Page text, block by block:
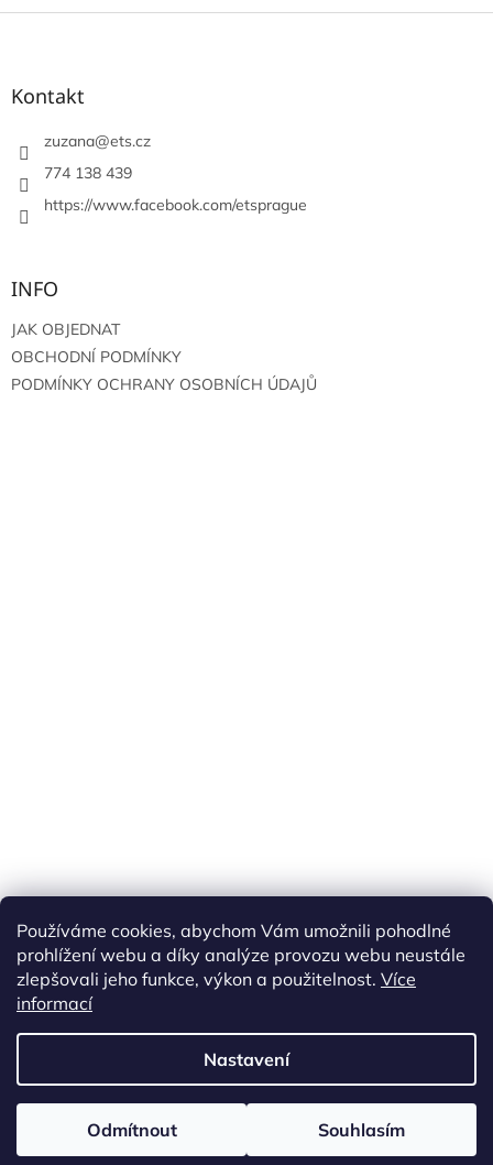
Používáme cookies, abychom Vám umožnili pohodlné
prohlížení webu a díky analýze provozu webu neustále
zlepšovali jeho funkce, výkon a použitelnost. Více
informací
Nastavení
Odmítnout Souhlasím
a
ý
v
Z
Kontakt
zuzana@ets.cz
774 138 439
https://www.facebook.com/etsprague
INFO
JAK OBJEDNAT
OBCHODNÍ PODMÍNKY
PODMÍNKY OCHRANY OSOBNÍCH ÚDAJŮ
Copyright 2026ETS Trains. Všechna práva vyhrazena.Upravit